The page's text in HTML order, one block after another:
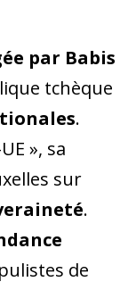
par Babis
tchèque
.
», sa
sur
.
de